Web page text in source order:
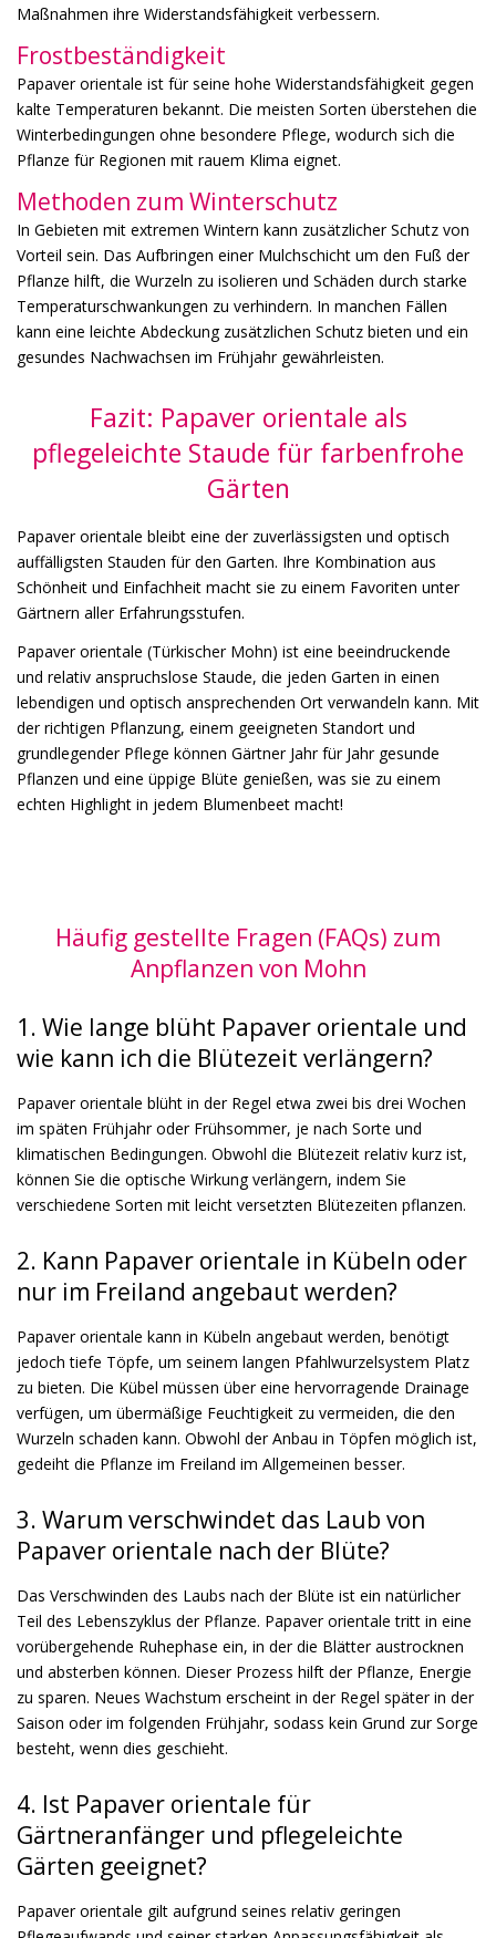
Maßnahmen ihre Widerstandsfähigkeit verbessern.
Frostbeständigkeit
Papaver orientale ist für seine hohe Widerstandsfähigkeit gegen
kalte Temperaturen bekannt. Die meisten Sorten überstehen die
Winterbedingungen ohne besondere Pflege, wodurch sich die
Pflanze für Regionen mit rauem Klima eignet.
Methoden zum Winterschutz
In Gebieten mit extremen Wintern kann zusätzlicher Schutz von
Vorteil sein. Das Aufbringen einer Mulchschicht um den Fuß der
Pflanze hilft, die Wurzeln zu isolieren und Schäden durch starke
Temperaturschwankungen zu verhindern. In manchen Fällen
kann eine leichte Abdeckung zusätzlichen Schutz bieten und ein
gesundes Nachwachsen im Frühjahr gewährleisten.
Fazit: Papaver orientale als
pflegeleichte Staude für farbenfrohe
Gärten
Papaver orientale bleibt eine der zuverlässigsten und optisch
auffälligsten Stauden für den Garten. Ihre Kombination aus
Schönheit und Einfachheit macht sie zu einem Favoriten unter
Gärtnern aller Erfahrungsstufen.
Papaver orientale (Türkischer Mohn) ist eine beeindruckende
und relativ anspruchslose Staude, die jeden Garten in einen
lebendigen und optisch ansprechenden Ort verwandeln kann. Mit
der richtigen Pflanzung, einem geeigneten Standort und
grundlegender Pflege können Gärtner Jahr für Jahr gesunde
Pflanzen und eine üppige Blüte genießen, was sie zu einem
echten Highlight in jedem Blumenbeet macht!
Häufig gestellte Fragen (FAQs) zum
Anpflanzen von Mohn
1. Wie lange blüht Papaver orientale und
wie kann ich die Blütezeit verlängern?
Papaver orientale blüht in der Regel etwa zwei bis drei Wochen
im späten Frühjahr oder Frühsommer, je nach Sorte und
klimatischen Bedingungen. Obwohl die Blütezeit relativ kurz ist,
können Sie die optische Wirkung verlängern, indem Sie
verschiedene Sorten mit leicht versetzten Blütezeiten pflanzen.
2. Kann Papaver orientale in Kübeln oder
nur im Freiland angebaut werden?
Papaver orientale kann in Kübeln angebaut werden, benötigt
jedoch tiefe Töpfe, um seinem langen Pfahlwurzelsystem Platz
zu bieten. Die Kübel müssen über eine hervorragende Drainage
verfügen, um übermäßige Feuchtigkeit zu vermeiden, die den
Wurzeln schaden kann. Obwohl der Anbau in Töpfen möglich ist,
gedeiht die Pflanze im Freiland im Allgemeinen besser.
3. Warum verschwindet das Laub von
Papaver orientale nach der Blüte?
Das Verschwinden des Laubs nach der Blüte ist ein natürlicher
Teil des Lebenszyklus der Pflanze. Papaver orientale tritt in eine
vorübergehende Ruhephase ein, in der die Blätter austrocknen
und absterben können. Dieser Prozess hilft der Pflanze, Energie
zu sparen. Neues Wachstum erscheint in der Regel später in der
Saison oder im folgenden Frühjahr, sodass kein Grund zur Sorge
besteht, wenn dies geschieht.
4. Ist Papaver orientale für
Gärtneranfänger und pflegeleichte
Gärten geeignet?
Papaver orientale gilt aufgrund seines relativ geringen